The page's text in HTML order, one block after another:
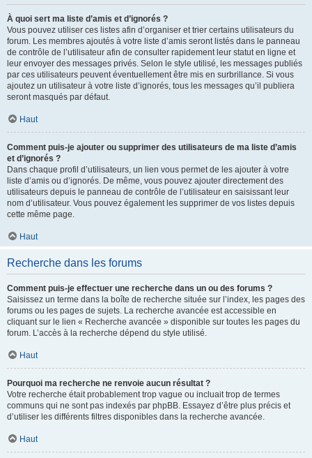
À quoi sert ma liste d’amis et d’ignorés ?
Vous pouvez utiliser ces listes afin d’organiser et trier certains utilisateurs du
forum. Les membres ajoutés à votre liste d’amis seront listés dans le panneau
de contrôle de l’utilisateur afin de consulter rapidement leur statut en ligne et
leur envoyer des messages privés. Selon le style utilisé, les messages publiés
par ces utilisateurs peuvent éventuellement être mis en surbrillance. Si vous
ajoutez un utilisateur à votre liste d’ignorés, tous les messages qu’il publiera
seront masqués par défaut.
Haut
Comment puis-je ajouter ou supprimer des utilisateurs de ma liste d’amis
et d’ignorés ?
Dans chaque profil d’utilisateurs, un lien vous permet de les ajouter à votre
liste d’amis ou d’ignorés. De même, vous pouvez ajouter directement des
utilisateurs depuis le panneau de contrôle de l’utilisateur en saisissant leur
nom d’utilisateur. Vous pouvez également les supprimer de vos listes depuis
cette même page.
Haut
Recherche dans les forums
Comment puis-je effectuer une recherche dans un ou des forums ?
Saisissez un terme dans la boîte de recherche située sur l’index, les pages des
forums ou les pages de sujets. La recherche avancée est accessible en
cliquant sur le lien « Recherche avancée » disponible sur toutes les pages du
forum. L’accès à la recherche dépend du style utilisé.
Haut
Pourquoi ma recherche ne renvoie aucun résultat ?
Votre recherche était probablement trop vague ou incluait trop de termes
communs qui ne sont pas indexés par phpBB. Essayez d’être plus précis et
d’utiliser les différents filtres disponibles dans la recherche avancée.
Haut